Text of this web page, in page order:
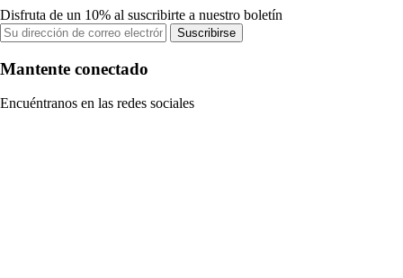
Disfruta de un 10% al suscribirte a nuestro boletín
Suscribirse
Mantente conectado
Encuéntranos en las redes sociales